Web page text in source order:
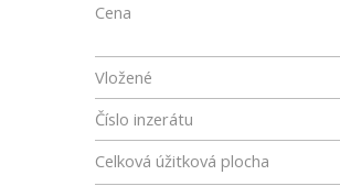
Cena
Vložené
Číslo inzerátu
Celková úžitková plocha